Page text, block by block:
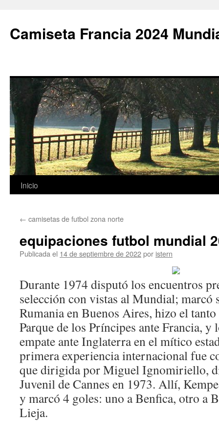
Camiseta Francia 2024
Saltar
contenido
Inicio
← camisetas de futbol zona norte
equipaciones futbol mundial
Publicada el 14 de septiembre de 2022por istern
Durante 1974 disputó los encuentros
selección con vistas al Mundial; marcó
Rumania en Buenos Aires, hizo el
Parque de los Príncipes ante Francia, y
empate ante Inglaterra en el mítico
primera experiencia internacional fue
que dirigida por Miguel Ignomiriello,
Juvenil de Cannes en 1973. Allí,
y marcó 4 goles: uno a Benfica, otro a
Lieja.